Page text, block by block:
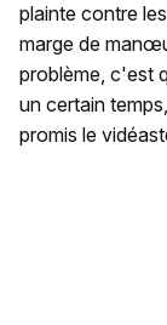
plainte contre
marge de
problème, c'est
un certain
promis le